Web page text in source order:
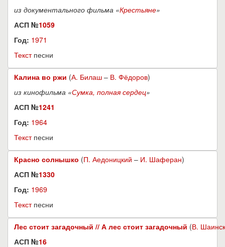
из документального фильма «Крестьяне»
АСП №1059
Год: 1971
Текстпесни
Калина во ржи (А. Билаш – В. Фёдоров)
из кинофильма «Сумка, полная сердец»
АСП №1241
Год: 1964
Текстпесни
Красно солнышко (П. Аедоницкий – И. Шаферан)
АСП №1330
Год: 1969
Текстпесни
Лес стоит загадочный // А лес стоит загадочный (В.
АСП №16